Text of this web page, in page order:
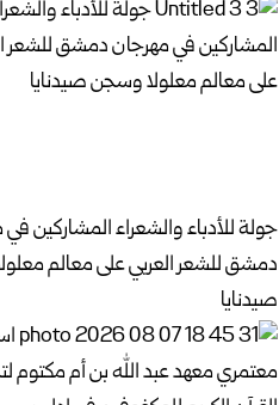
جولة للأدباء والشعراء المشاركين
دمشق للشعر العربي على معالم
صيدنايا